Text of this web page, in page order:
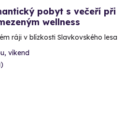
pobyt s večeří při
wellness
ráji v blízkosti Slavkovského lesa
víkend